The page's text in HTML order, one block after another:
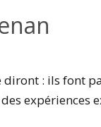
diront : ils
expériences